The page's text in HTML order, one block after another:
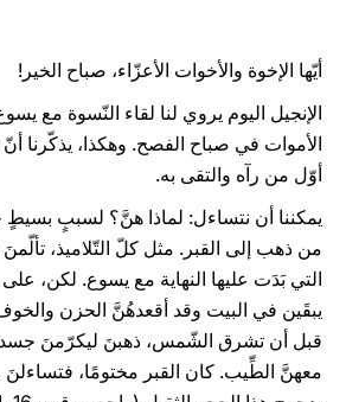
أيّها الإخوة والأخوات الأعزّاء، صباح الخير!
الإنجيل اليوم يروي لنا لقاء النّسوة مع
الأموات في صباح الفصح. وهكذا، يذكّرنا أنّ
أوّل من رآه والتقى به.
يمكننا أن نتساءل: لماذا هنَّ؟ لسببٍ بسيطٍ
من ذهب إلى القبر. مثل كلّ التّلاميذ،
التي بَدَت عليها النهاية مع يسوع. لكن،
يبقَين في البيت وقد أقعدهُنَّ الحزن
قبل أن تشرق الشّمس، ذهبنَ ليكرّمنَ
معهنَّ الطِّيب. كان القبر مختومًا،